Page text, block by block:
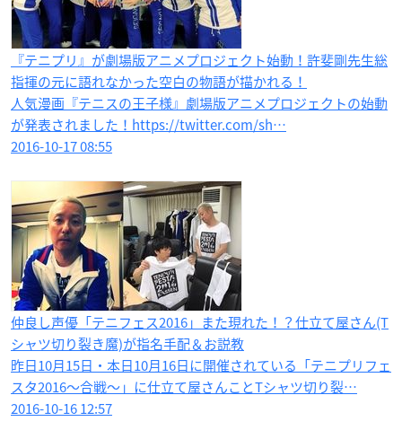
『テニプリ』が劇場版アニメプロジェクト始動！許斐剛先生総
指揮の元に語れなかった空白の物語が描かれる！
人気漫画『テニスの王子様』劇場版アニメプロジェクトの始動
が発表されました！https://twitter.com/sh…
2016-10-17 08:55
仲良し声優「テニフェス2016」また現れた！？仕立て屋さん(T
シャツ切り裂き魔)が指名手配＆お説教
昨日10月15日・本日10月16日に開催されている「テニプリフェ
スタ2016〜合戦〜」に仕立て屋さんことTシャツ切り裂…
2016-10-16 12:57